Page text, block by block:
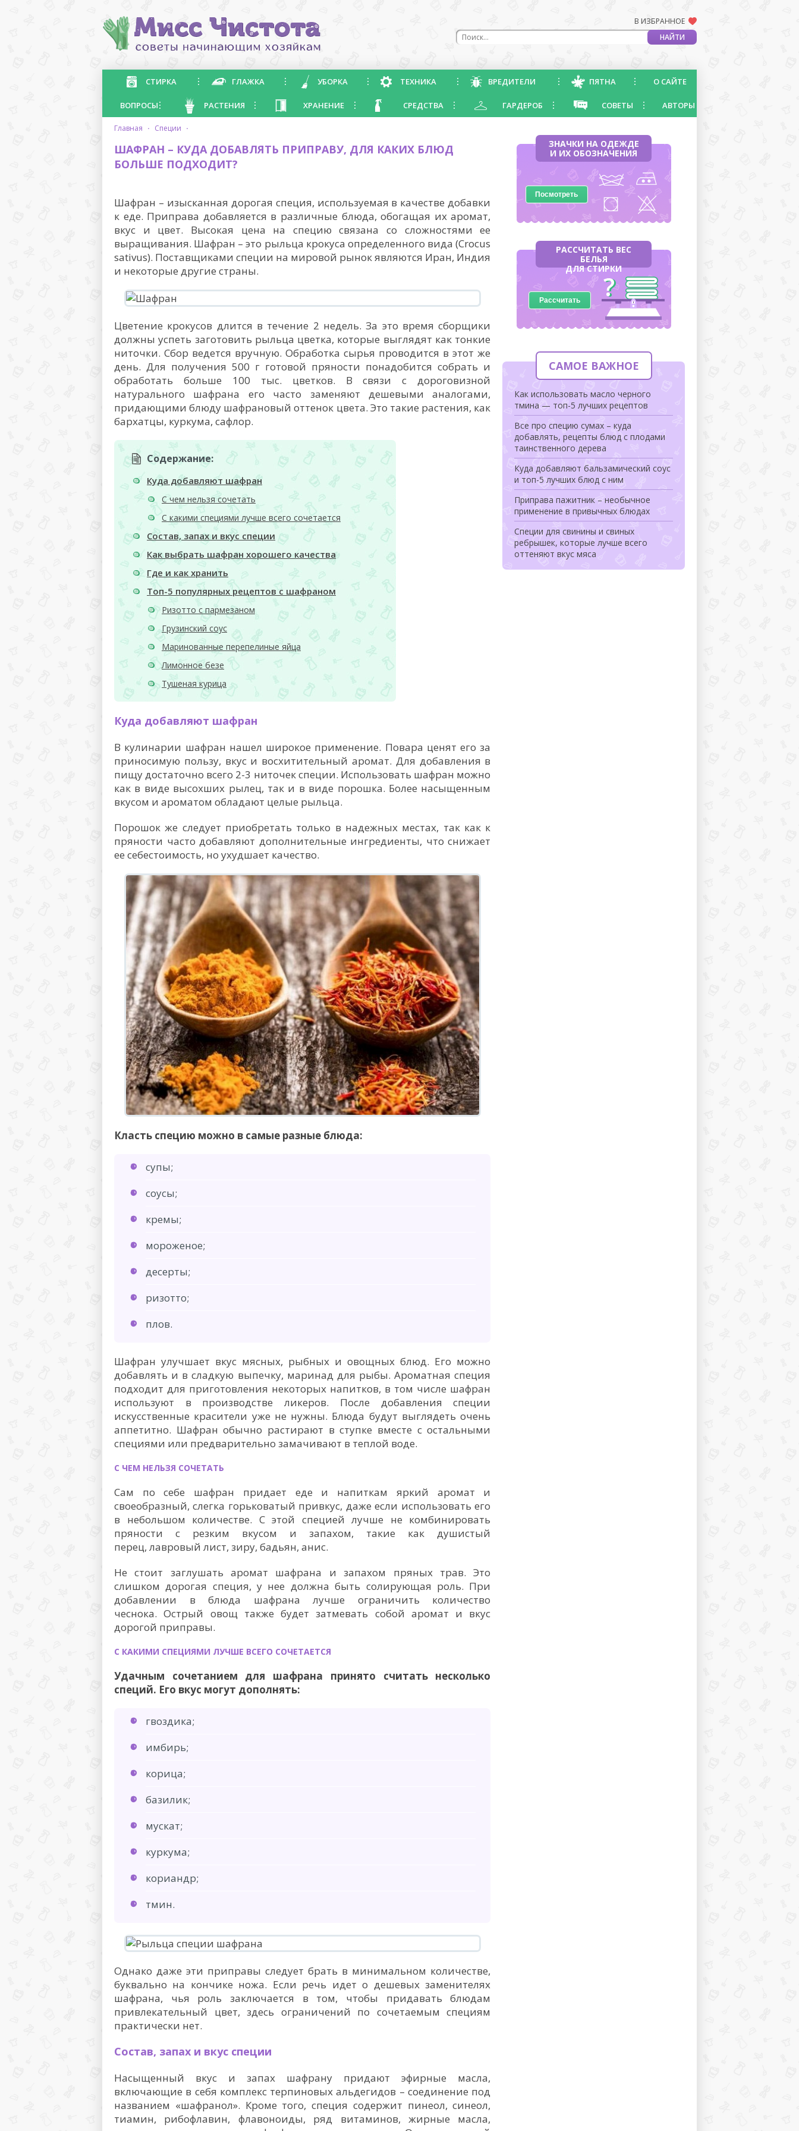
В ИЗБРАННОЕ
СТИРКА ГЛАЖКА УБОРКА ТЕХНИКА ВРЕДИТЕЛИ ПЯТНА О САЙТЕ
ВОПРОСЫ РАСТЕНИЯ ХРАНЕНИЕ СРЕДСТВА ГАРДЕРОБ СОВЕТЫ АВТОРЫ
главная · специи ·
ШАФРАН – КУДА ДОБАВЛЯТЬ ПРИПРАВУ, ДЛЯ КАКИХ БЛЮД
БОЛЬШЕ ПОДХОДИТ?
Шафран – изысканная дорогая специя, используемая в качестве добавки
к еде. Приправа добавляется в различные блюда, обогащая их аромат,
вкус и цвет. Высокая цена на специю связана со сложностями ее
выращивания. Шафран – это рыльца крокуса определенного вида (Crocus
sativus). Поставщиками специи на мировой рынок являются Иран, Индия
и некоторые другие страны.
Цветение крокусов длится в течение 2 недель. За это время сборщики
должны успеть заготовить рыльца цветка, которые выглядят как тонкие
ниточки. Сбор ведется вручную. Обработка сырья проводится в этот же
день. Для получения 500 г готовой пряности понадобится собрать и
обработать больше 100 тыс. цветков. В связи с дороговизной
натурального шафрана его часто заменяют дешевыми аналогами,
придающими блюду шафрановый оттенок цвета. Это такие растения, как
бархатцы, куркума, сафлор.
Содержание:
Куда добавляют шафран
С чем нельзя сочетать
С какими специями лучше всего сочетается
Состав, запах и вкус специи
Как выбрать шафран хорошего качества
Где и как хранить
Топ-5 популярных рецептов с шафраном
Ризотто с пармезаном
Грузинский соус
Маринованные перепелиные яйца
Лимонное безе
Тушеная курица
Куда добавляют шафран
В кулинарии шафран нашел широкое применение. Повара ценят его за
приносимую пользу, вкус и восхитительный аромат. Для добавления в
пищу достаточно всего 2-3 ниточек специи. Использовать шафран можно
как в виде высохших рылец, так и в виде порошка. Более насыщенным
вкусом и ароматом обладают целые рыльца.
Порошок же следует приобретать только в надежных местах, так как к
пряности часто добавляют дополнительные ингредиенты, что снижает
ее себестоимость, но ухудшает качество.
Класть специю можно в самые разные блюда:
супы;
соусы;
кремы;
мороженое;
десерты;
ризотто;
плов.
Шафран улучшает вкус мясных, рыбных и овощных блюд. Его можно
добавлять и в сладкую выпечку, маринад для рыбы. Ароматная специя
подходит для приготовления некоторых напитков, в том числе шафран
используют в производстве ликеров. После добавления специи
искусственные красители уже не нужны. Блюда будут выглядеть очень
аппетитно. Шафран обычно растирают в ступке вместе с остальными
специями или предварительно замачивают в теплой воде.
С ЧЕМ НЕЛЬЗЯ СОЧЕТАТЬ
Сам по себе шафран придает еде и напиткам яркий аромат и
своеобразный, слегка горьковатый привкус, даже если использовать его
в небольшом количестве. С этой специей лучше не комбинировать
пряности с резким вкусом и запахом, такие как душистый
перец, лавровый лист, зиру, бадьян, анис.
Не стоит заглушать аромат шафрана и запахом пряных трав. Это
слишком дорогая специя, у нее должна быть солирующая роль. При
добавлении в блюда шафрана лучше ограничить количество
чеснока. Острый овощ также будет затмевать собой аромат и вкус
дорогой приправы.
С КАКИМИ СПЕЦИЯМИ ЛУЧШЕ ВСЕГО СОЧЕТАЕТСЯ
Удачным сочетанием для шафрана принято считать несколько
специй. Его вкус могут дополнять:
гвоздика;
имбирь;
корица;
базилик;
мускат;
куркума;
кориандр;
тмин.
Однако даже эти приправы следует брать в минимальном количестве,
буквально на кончике ножа. Если речь идет о дешевых заменителях
шафрана, чья роль заключается в том, чтобы придавать блюдам
привлекательный цвет, здесь ограничений по сочетаемым специям
практически нет.
Состав, запах и вкус специи
Насыщенный вкус и запах шафрану придают эфирные масла,
включающие в себя комплекс терпиновых альдегидов – соединение под
названием «шафранол». Кроме того, специя содержит пинеол, синеол,
тиамин, рибофлавин, флавоноиды, ряд витаминов, жирные масла,
ЗНАЧКИ НА ОДЕЖДЕ
И ИХ ОБОЗНАЧЕНИЯ
Посмотреть
РАССЧИТАТЬ ВЕС
БЕЛЬЯ
ДЛЯ СТИРКИ
Рассчитать
САМОЕ ВАЖНОЕ
Как использовать масло черного
тмина — топ-5 лучших рецептов
Все про специю сумах – куда
добавлять, рецепты блюд с плодами
таинственного дерева
Куда добавляют бальзамический соус
и топ-5 лучших блюд с ним
Приправа пажитник – необычное
применение в привычных блюдах
Специи для свинины и свиных
ребрышек, которые лучше всего
оттеняют вкус мяса